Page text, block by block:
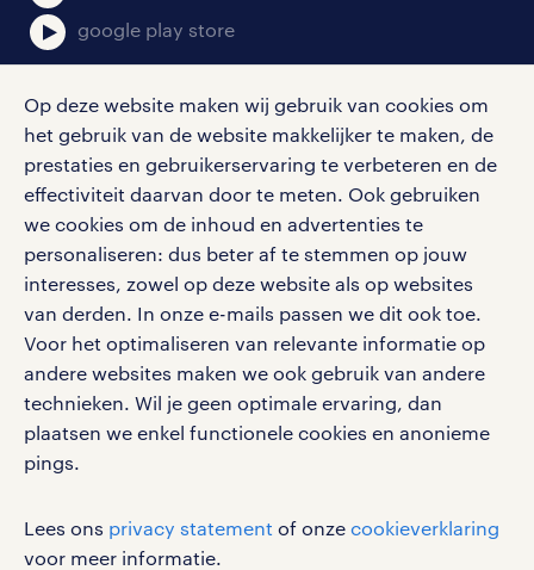
Op deze website maken wij gebruik van cookies om
het gebruik van de website makkelijker te maken, de
prestaties en gebruikerservaring te verbeteren en de
effectiviteit daarvan door te meten. Ook gebruiken
we cookies om de inhoud en advertenties te
personaliseren: dus beter af te stemmen op jouw
interesses, zowel op deze website als op websites
van derden. In onze e-mails passen we dit ook toe.
Voor het optimaliseren van relevante informatie op
andere websites maken we ook gebruik van andere
technieken. Wil je geen optimale ervaring, dan
plaatsen we enkel functionele cookies en anonieme
pings.
Lees ons privacy statement of onze cookieverklaring
voor meer informatie.
telefoon, maar mocht een klant een
wat ingewikkeldere vraag hebben,
verbind je de klant door met een
specialist. Als helpdeskmedewerker
ben je hét aanspreekpunt van de
klant, waardoor je tijdens het werk
veel verschillende problemen
oplost. Dit houdt het werk
afwisselend! Wil je meer weten?
Lees dan hier meer over
werken als helpdeskmedewerker.
supportmedewerker vacatures
google play store
social media
Volg ons voor de leukste content omtrent
vacatures, solliciteren en inspiratie.
werken bij randstad
gebruikersvoorwaarden
privacystatement
cookies